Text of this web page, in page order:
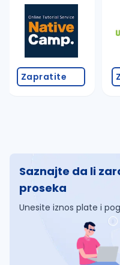
Zapratite
Saznajte da li
proseka
Unesite iznos plate i